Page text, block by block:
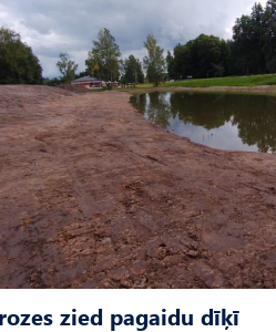
zied pagaidu dīķī